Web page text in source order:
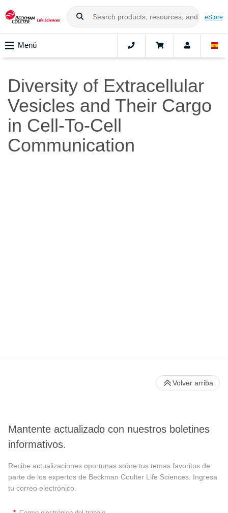
eStore
Menú
Diversity of Extracellular
Vesicles and Their Cargo
in Cell-To-Cell
Communication
Mantente actualizado con nuestros boletines
informativos.
Recibe actualizaciones oportunas sobre tus temas favoritos de
parte de los expertos de Beckman Coulter Life Sciences. Ingresa
tu correo electrónico.
Volver arriba